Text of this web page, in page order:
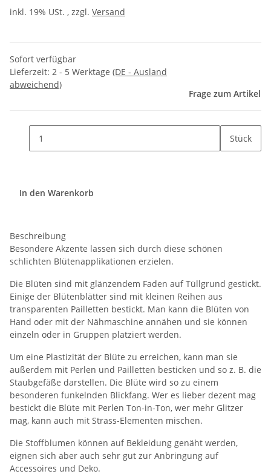
inkl. 19% USt. , zzgl. Versand
Sofort verfügbar
Lieferzeit: 2 - 5 Werktage (DE - Ausland
abweichend)
Frage zum Artikel
Stück
In den Warenkorb
Beschreibung
Besondere Akzente lassen sich durch diese schönen
schlichten Blütenapplikationen erzielen.
Die Blüten sind mit glänzendem Faden auf Tüllgrund gestickt.
Einige der Blütenblätter sind mit kleinen Reihen aus
transparenten Pailletten bestickt. Man kann die Blüten von
Hand oder mit der Nähmaschine annähen und sie können
einzeln oder in Gruppen platziert werden.
Um eine Plastizität der Blüte zu erreichen, kann man sie
außerdem mit Perlen und Pailletten besticken und so z. B. die
Staubgefäße darstellen. Die Blüte wird so zu einem
besonderen funkelnden Blickfang. Wer es lieber dezent mag
bestickt die Blüte mit Perlen Ton-in-Ton, wer mehr Glitzer
mag, kann auch mit Strass-Elementen mischen.
Die Stoffblumen können auf Bekleidung genäht werden,
eignen sich aber auch sehr gut zur Anbringung auf
Accessoires und Deko.